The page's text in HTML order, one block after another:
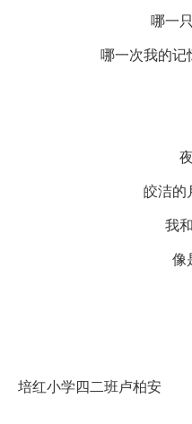
哪一
哪一次我的记
皎洁的
我
像
培红小学四二班卢柏安